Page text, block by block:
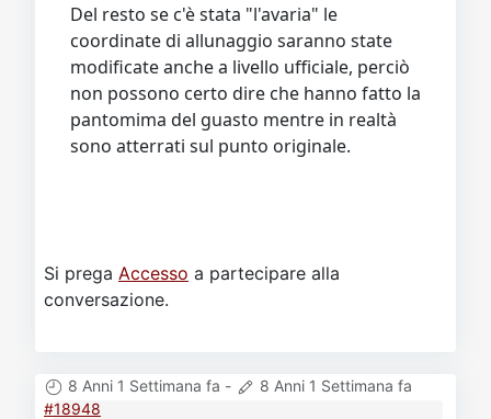
Del resto se c'è stata "l'avaria" le
coordinate di allunaggio saranno state
modificate anche a livello ufficiale, perciò
non possono certo dire che hanno fatto la
pantomima del guasto mentre in realtà
sono atterrati sul punto originale.
Si prega Accesso a partecipare alla
conversazione.
8 Anni 1 Settimana fa -
8 Anni 1 Settimana fa
#18948